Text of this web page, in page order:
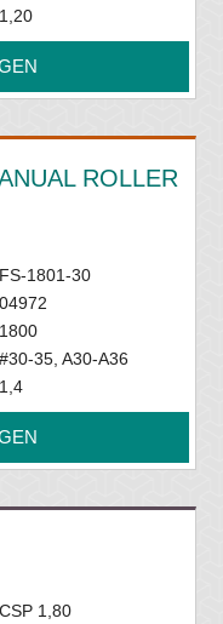
1,20
ROLLER
FS-1801-30
04972
1800
#30-35, A30-A36
1,4
CSP 1,80